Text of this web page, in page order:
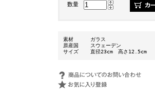
数量
素材
ガラス
原産国
スウェーデン
サイズ
直径23cm 高さ12.5cm